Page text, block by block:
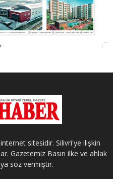
sitesidir. Silivri'ye ilişkin
Gazetemiz Basın ilke ve ahlak
söz vermiştir.